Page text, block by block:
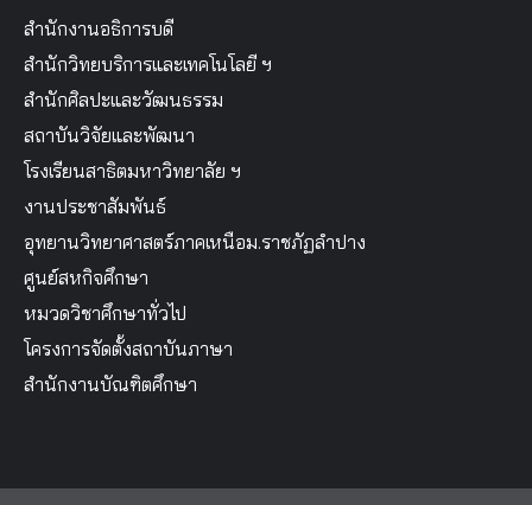
สำนักงานอธิการบดี
สำนักวิทยบริการและเทคโนโลยี ฯ
สำนักศิลปะและวัฒนธรรม
สถาบันวิจัยและพัฒนา
โรงเรียนสาธิตมหาวิทยาลัย ฯ
งานประชาสัมพันธ์
อุทยานวิทยาศาสตร์ภาคเหนือม.ราชภัฏลำปาง
ศูนย์สหกิจศึกษา
หมวดวิชาศึกษาทั่วไป
โครงการจัดตั้งสถาบันภาษา
สำนักงานบัณฑิตศึกษา